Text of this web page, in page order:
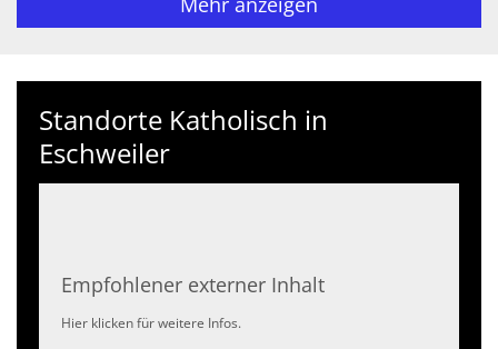
Standorte Katholisch in
Eschweiler
Empfohlener externer Inhalt
Hier klicken für weitere Infos.